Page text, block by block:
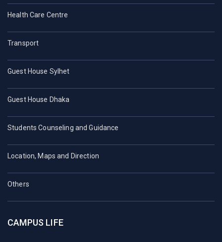
Health Care Centre
Transport
Guest House Sylhet
Guest House Dhaka
Students Counseling and Guidance
Location, Maps and Direction
Others
CAMPUS LIFE